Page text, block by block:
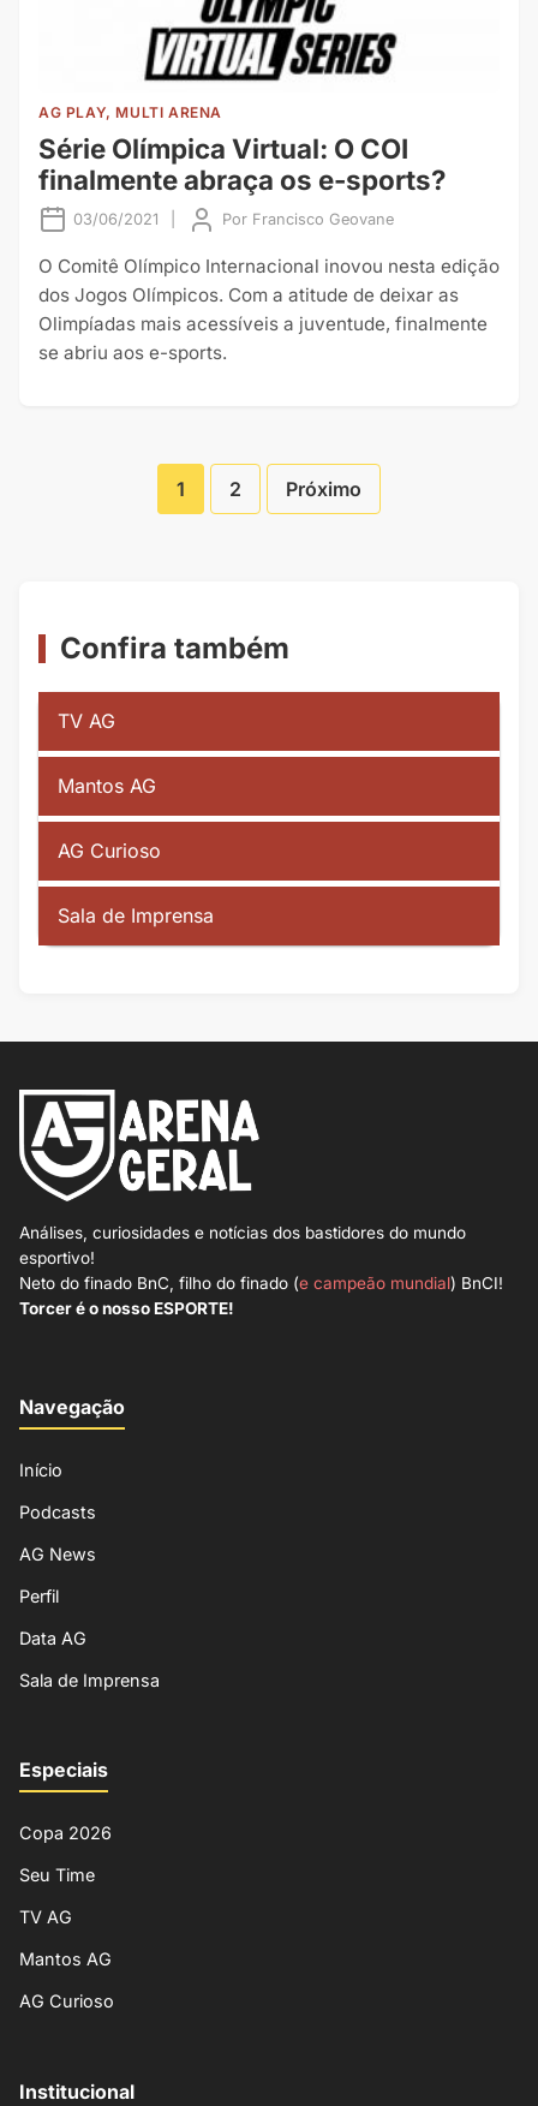
AG PLAY, MULTI ARENA
Série Olímpica Virtual: O COI
finalmente abraça os e-sports?
03/06/2021 Por Francisco Geovane
O Comitê Olímpico Internacional inovou nesta edição
dos Jogos Olímpicos. Com a atitude de deixar as
Olimpíadas mais acessíveis a juventude, finalmente
se abriu aos e-sports.
Paginação
1 2 Próximo
Confira também
TV AG
Mantos AG
AG Curioso
Sala de Imprensa
Análises, curiosidades e notícias dos bastidores do mundo
esportivo!
Neto do finado BnC, filho do finado (e campeão mundial) BnCI!
Torcer é o nosso ESPORTE!
Navegação
Início
Podcasts
AG News
Perfil
Data AG
Sala de Imprensa
Especiais
Copa 2026
Seu Time
TV AG
Mantos AG
AG Curioso
Institucional